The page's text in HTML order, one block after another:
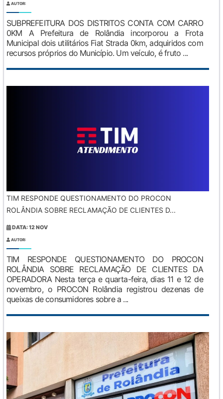
AUTOR:
SUBPREFEITURA DOS DISTRITOS CONTA COM CARRO
0KM A Prefeitura de Rolândia incorporou a Frota
Municipal dois utilitários Fiat Strada 0km, adquiridos com
recursos próprios do Município. Um veículo, é fruto ...
TIM RESPONDE QUESTIONAMENTO DO PROCON
ROLÂNDIA SOBRE RECLAMAÇÃO DE CLIENTES D...
DATA: 12 NOV
AUTOR:
TIM RESPONDE QUESTIONAMENTO DO PROCON
ROLÂNDIA SOBRE RECLAMAÇÃO DE CLIENTES DA
OPERADORA Nesta terça e quarta-feira, dias 11 e 12 de
novembro, o PROCON Rolândia registrou dezenas de
queixas de consumidores sobre a ...